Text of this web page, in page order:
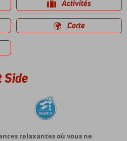
Activités
Carte
Side
relaxantes où vous ne